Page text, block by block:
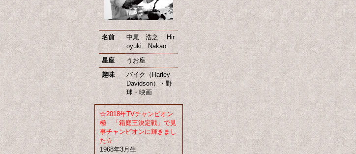
名前
中尾 浩之 Hir
oyuki Nakao
星座
うお座
趣味
バイク（Harley-
Davidson）・野
球・映画
☆2018年TVチャンピオン
極 「箱庭王決定戦」で見
事チャンピオンに輝きまし
た☆
1968年3月生